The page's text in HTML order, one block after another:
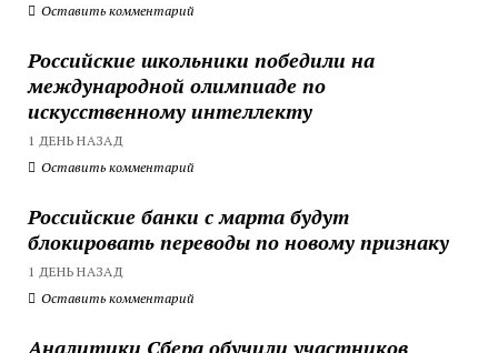
Оставить комментарий
Российские школьники победили на
международной олимпиаде по
искусственному интеллекту
1 ДЕНЬ НАЗАД
Оставить комментарий
Российские банки с марта будут
блокировать переводы по новому признаку
1 ДЕНЬ НАЗАД
Оставить комментарий
Аналитики Сбера обучили участников